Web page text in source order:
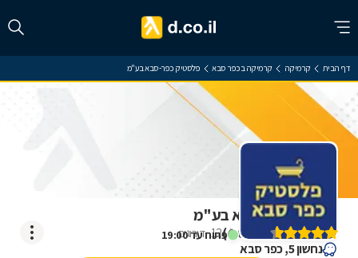
דף הבית קרמיקה קרמיקה בכפר סבא פלסטיק כפר-סבא בע"מ
פתוח עד 19:00
פלסטיק כפר-סבא בע"מ
(
4.6
)
12דירוגים
נחשון 5, כפר סבא